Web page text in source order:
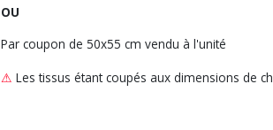
OU
Par coupon de 50x55 cm vendu à l'unité
⚠ Les tissus étant coupés aux dimensions de